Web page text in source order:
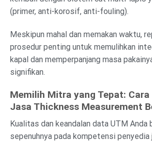
(primer, anti-korosif, anti-fouling).
Meskipun mahal dan memakan waktu,
prosedur penting untuk memulihkan
kapal dan memperpanjang masa
signifikan.
Memilih Mitra yang Tepat: Cara
Jasa Thickness Measurement
Kualitas dan keandalan data UTM Anda
sepenuhnya pada kompetensi penyedia